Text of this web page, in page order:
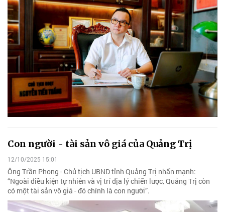
Con người - tài sản vô giá của Quảng Trị
12/10/2025 15:01
Ông Trần Phong - Chủ tịch UBND tỉnh Quảng Trị nhấn mạnh:
“Ngoài điều kiện tự nhiên và vị trí địa lý chiến lược, Quảng Trị còn
có một tài sản vô giá - đó chính là con người”.